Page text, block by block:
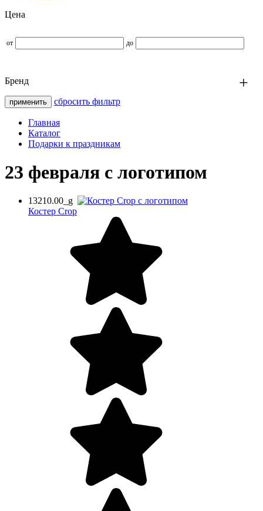
Цена
от до
Бренд
сбросить фильтр
Главная
Каталог
Подарки к праздникам
23 февраля с логотипом
13210.00_g
Костер Crop